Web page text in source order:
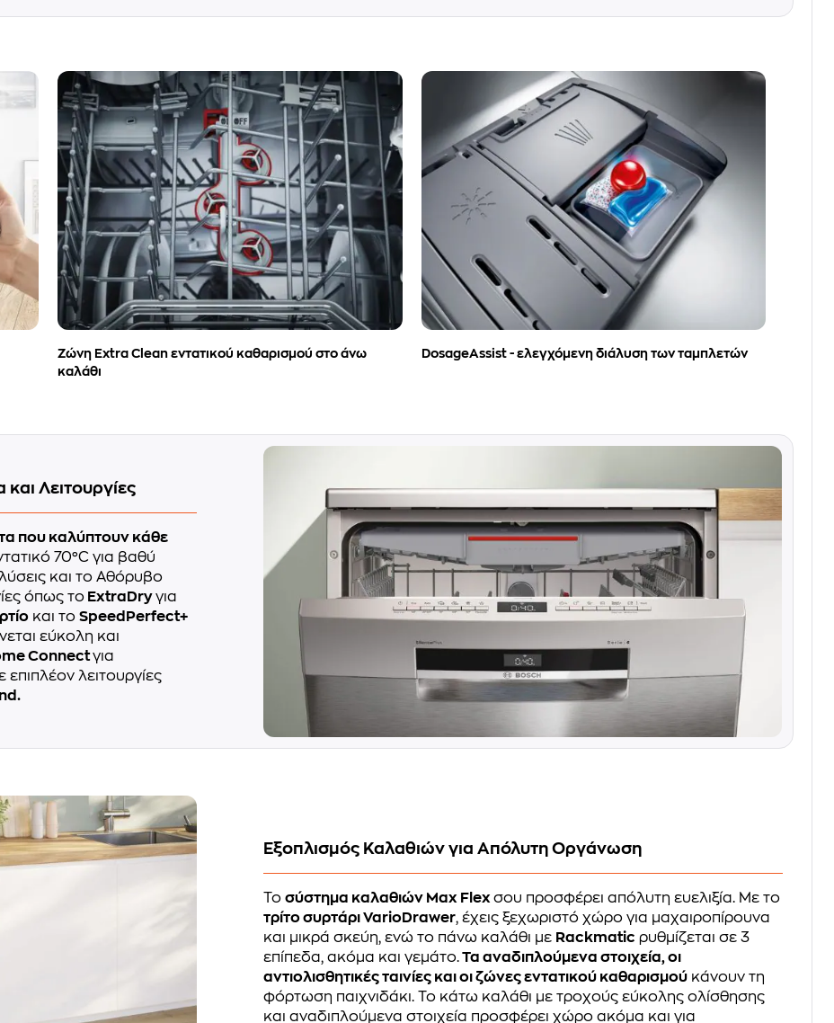
Ζώνη Extra Clean εντατικού καθαρισμού στο άνω
καλάθι
DosageAssist - ελεγχόμενη διάλυση των ταμπλετών
Λειτουργίες
που καλύπτουν κάθε
70°C για βαθύ
και το Αθόρυβο
όπως το ExtraDryγια
και το SpeedPerfect+
εύκολη και
Connectγια
λειτουργίες
Εξοπλισμός Καλαθιών για Απόλυτη Οργάνωση
Τοσύστημα καλαθιών Max Flexσου προσφέρει απόλυτη ευελιξία. Με το
τρίτο συρτάρι VarioDrawer, έχεις ξεχωριστό χώρο για μαχαιροπίρουνα
και μικρά σκεύη, ενώ το πάνω καλάθι με Rackmatic ρυθμίζεται σε 3
επίπεδα, ακόμα και γεμάτο.Τα αναδιπλούμενα στοιχεία, οι
αντιολισθητικές ταινίες και οι ζώνες εντατικού καθαρισμού κάνουν τη
φόρτωση παιχνιδάκι. Το κάτω καλάθι με τροχούς εύκολης ολίσθησης
και αναδιπλούμενα στοιχεία προσφέρει χώρο ακόμα και για